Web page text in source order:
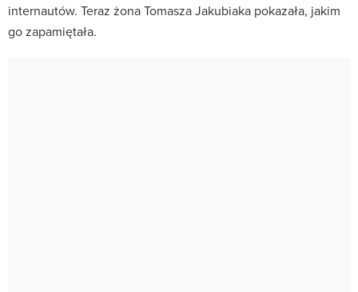
internautów. Teraz żona Tomasza Jakubiaka pokazała, jakim
go zapamiętała.